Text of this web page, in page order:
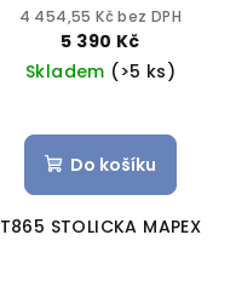
4 454,55 Kč bez DPH
5 390 Kč
Skladem (>5 ks)
Do košíku
T865 STOLICKA MAPEX